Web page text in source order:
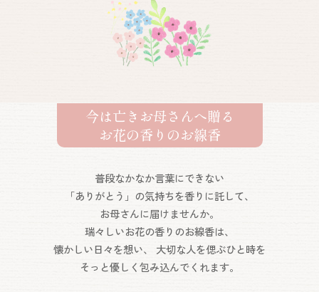
今は亡きお母さんへ贈る
お花の香りのお線香
普段なかなか言葉にできない
「ありがとう」の気持ちを香りに託して、
お母さんに届けませんか。
瑞々しいお花の香りのお線香は、
懐かしい日々を想い、
大切な人を偲ぶひと時を
そっと優しく包み込んでくれます。